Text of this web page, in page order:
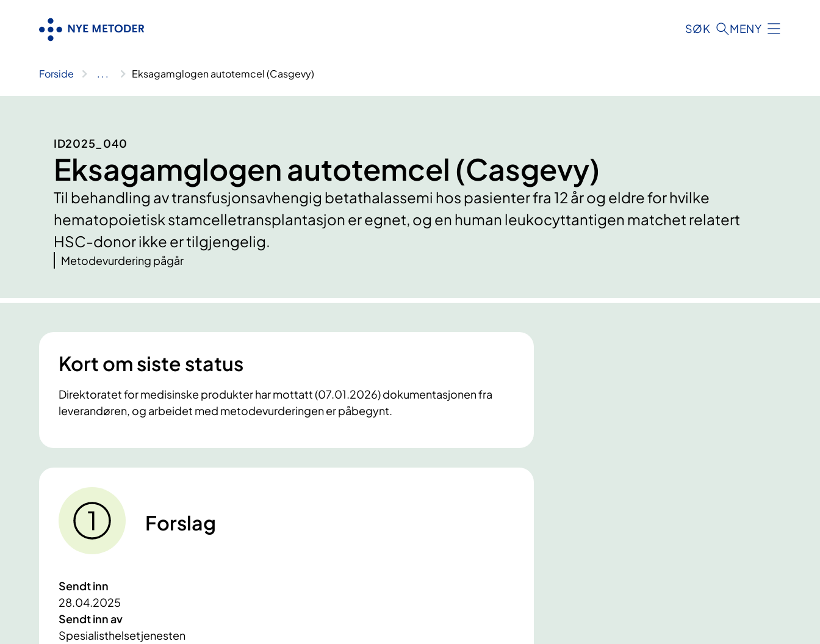
SØK MENY
Forside .. . Eksagamglogen autotemcel (Casgevy)
ID2025_040
Eksagamglogen autotemcel (Casgevy)
Til behandling av transfusjonsavhengig betathalassemi hos pasienter fra 12 år og eldre for hvilke
hematopoietisk stamcelletransplantasjon er egnet, og en human leukocyttantigen matchet relatert
HSC-donor ikke er tilgjengelig.
Metodevurdering pågår
Kort om siste status
Direktoratet for medisinske produkter har mottatt (07.01.2026) dokumentasjonen fra
leverandøren, og arbeidet med metodevurderingen er påbegynt.
Forslag
Sendt inn
28.04.2025
Sendt inn av
Spesialisthelsetjenesten